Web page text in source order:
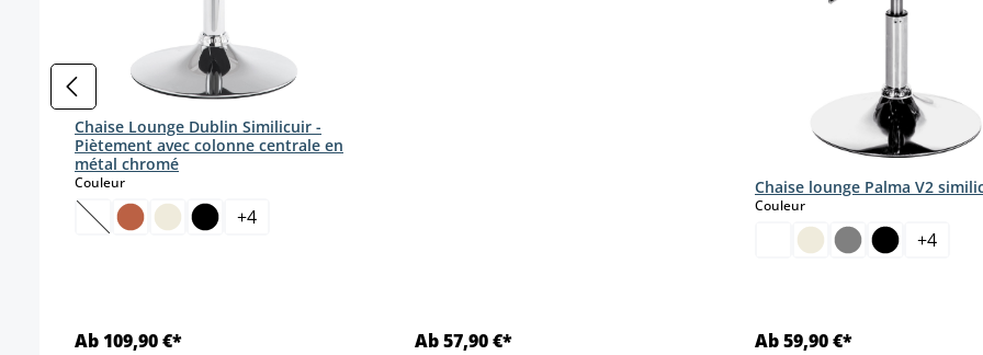
Chaise Lounge Dublin Similicuir -
Piètement avec colonne centrale en
métal chromé
Couleurselect
(Cette option n'est pas disponible pour le moment.)
+4
Ab 109,90 €* Ab 57,90 €*
Chaise lounge Palma V2
Couleurselect
+4
Ab 59,90 €*